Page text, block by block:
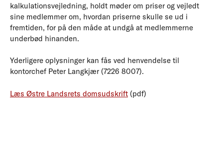
kalkulationsvejledning, holdt møder om priser og vejledt
sine medlemmer om, hvordan priserne skulle se ud i
fremtiden, for på den måde at undgå at medlemmerne
underbød hinanden.
Yderligere oplysninger kan fås ved henvendelse til
kontorchef Peter Langkjær (7226 8007).
Læs Østre Landsrets domsudskrift (pdf)